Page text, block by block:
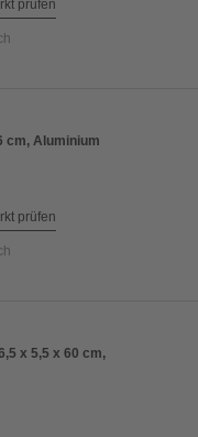
prüfen
cm, Aluminium
prüfen
x 5,5 x 60 cm,